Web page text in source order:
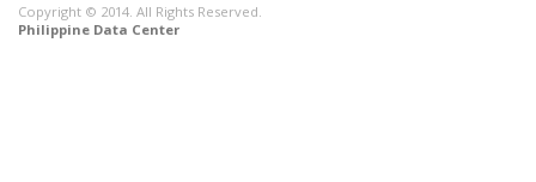
Copyright © 2014. All Rights Reserved.
Philippine Data Center